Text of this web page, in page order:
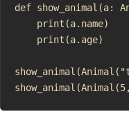
def show_animal(a:
    print(a.name)
    print(a.age)